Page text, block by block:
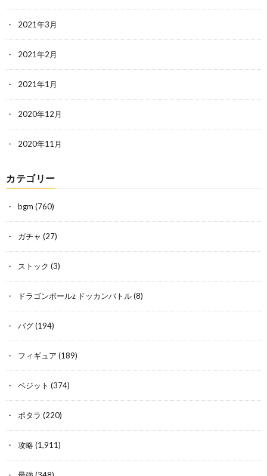
2021年3月
2021年2月
2021年1月
2020年12月
2020年11月
カテゴリー
bgm (760)
ガチャ (27)
ストック (3)
ドラゴンボールz ドッカンバトル(8)
バグ(194)
フィギュア (189)
ベジット (374)
ポタラ (220)
攻略(1,911)